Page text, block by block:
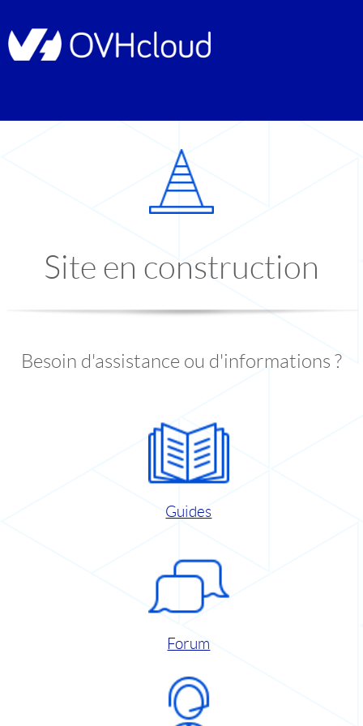
Site en construction
Besoin d'assistance ou d'informations ?
Guides
Forum